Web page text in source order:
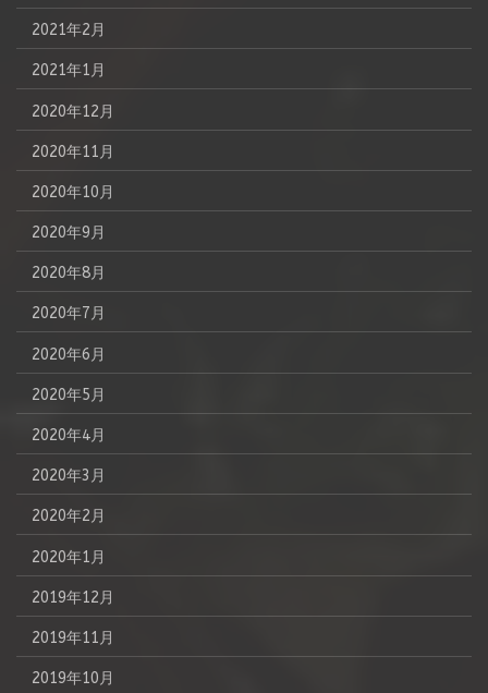
2021年2月
2021年1月
2020年12月
2020年11月
2020年10月
2020年9月
2020年8月
2020年7月
2020年6月
2020年5月
2020年4月
2020年3月
2020年2月
2020年1月
2019年12月
2019年11月
2019年10月